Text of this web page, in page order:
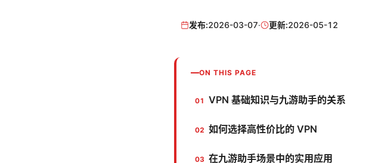
发布:2026-03-07· 更新:2026-05-12
ON THIS PAGE
VPN 基础知识与九游助手的关系
如何选择高性价比的 VPN
在九游助手场景中的实用应用